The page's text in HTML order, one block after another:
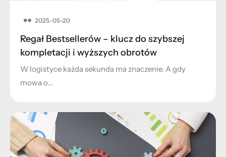
2025-05-20
Regał Bestsellerów – klucz do szybszej
kompletacji i wyższych obrotów
W logistyce każda sekunda ma znaczenie. A gdy
mowa o…